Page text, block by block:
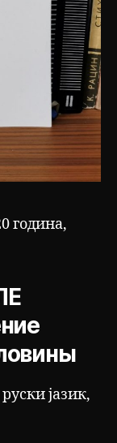
година,
јазик,